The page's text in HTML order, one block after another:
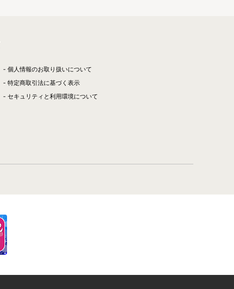
個人情報のお取り扱いについて
特定商取引法に基づく表示
セキュリティと利用環境について